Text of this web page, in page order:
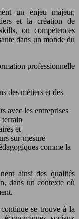
un enjeu majeur,
et la création de
ou compétences
dans un monde du
professionnelle
des métiers et des
avec les entreprises
terrain
et
sur-mesure
comme la
ainsi des qualités
dans un contexte où
se trouve à la